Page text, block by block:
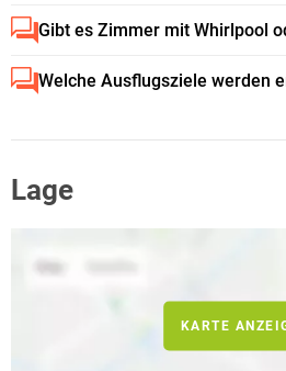
Gibt es Zimmer mit Whirlpool
Welche Ausflugsziele werden
Lage
KARTE